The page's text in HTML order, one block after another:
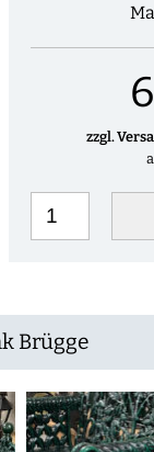
zzgl.
Brügge